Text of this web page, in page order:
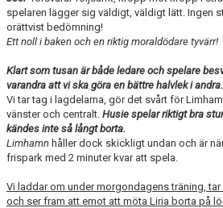
spelaren lägger sig väldigt, väldigt lätt. Ingen
orättvist bedömning!
Ett noll i baken och en riktig moraldödare tyvärr!
Klart som tusan är både ledare och spelare
varandra att vi ska göra en bättre halvlek i
Vi tar tag i lagdelarna, gör det svårt för
vänster och centralt. Husie spelar riktigt bra
kändes inte så långt borta.
Limhamn håller dock skickligt undan och är
frispark med 2 minuter kvar att spela.
Vi laddar om under morgondagens träning,
och ser fram att emot att möta Liria borta på